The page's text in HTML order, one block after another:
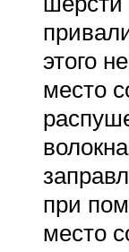
этого
место
при
место